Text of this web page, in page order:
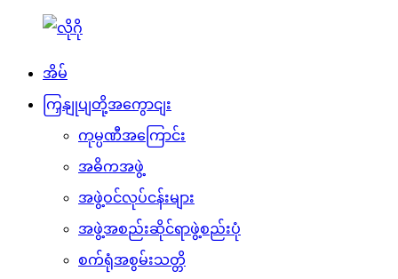
အိမ်
ကြှနျုပျတို့အကွောငျး
ကုမ္ပဏီအကြောင်း
အဓိကအဖွဲ့
အဖွဲ့ဝင်လုပ်ငန်းများ
အဖွဲ့အစည်းဆိုင်ရာဖွဲ့စည်းပုံ
စက်ရုံအစွမ်းသတ္တိ